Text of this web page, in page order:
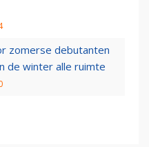
zomerse debutanten
de winter alle ruimte